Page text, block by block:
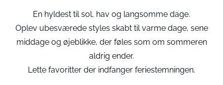
En hyldest til sol, hav og langsomme dage.
Oplev ubesværede styles skabt til varme dage, sene
middage og øjeblikke, der føles som om sommeren
aldrig ender.
Lette favoritter der indfanger feriestemningen.